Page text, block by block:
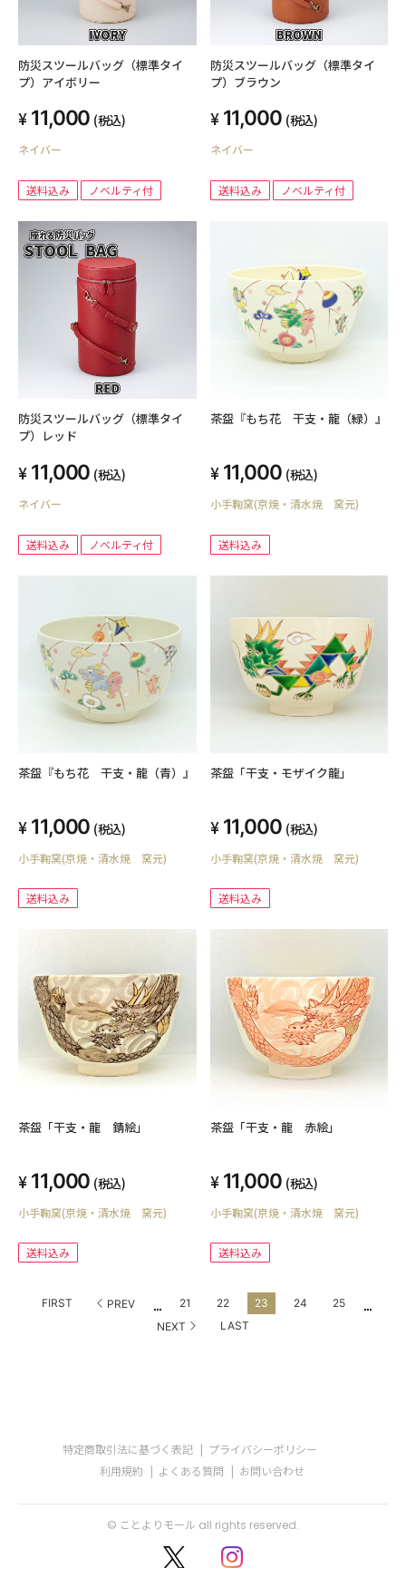
防災スツールバッグ（標準タイ
プ）アイボリー
11,000 (税込)
ネイバー
送料込み ノベルティ付
防災スツールバッグ（標準タイ
プ）ブラウン
11,000 (税込)
ネイバー
送料込み ノベルティ付
防災スツールバッグ（標準タイ
プ）レッド
11,000 (税込)
ネイバー
送料込み ノベルティ付
茶盌『もち花 干支・龍（緑）』
11,000 (税込)
小手鞠窯(京焼・清水焼 窯元)
送料込み
茶盌『もち花 干支・龍（青）』
11,000 (税込)
小手鞠窯(京焼・清水焼 窯元)
送料込み
茶盌「干支・モザイク龍」
11,000 (税込)
小手鞠窯(京焼・清水焼 窯元)
送料込み
茶盌「干支・龍 錆絵」
11,000 (税込)
小手鞠窯(京焼・清水焼 窯元)
送料込み
茶盌「干支・龍 赤絵」
11,000 (税込)
小手鞠窯(京焼・清水焼 窯元)
送料込み
FIRST PREV ... 21 22 23 24 25 ...
NEXT LAST
特定商取引法に基づく表記
プライバシーポリシー
利用規約
よくある質問 お問い合わせ
© ことよりモール all rights reserved.